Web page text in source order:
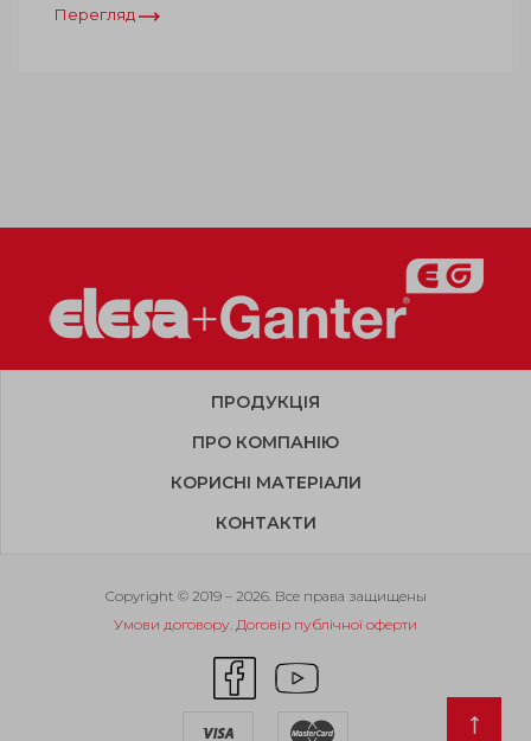
Перегляд
ПРОДУКЦІЯ
ПРО КОМПАНІЮ
КОРИСНІ МАТЕРІАЛИ
КОНТАКТИ
Copyright © 2019 – 2026. Все права защищены
Умови договору. Договір публічної оферти